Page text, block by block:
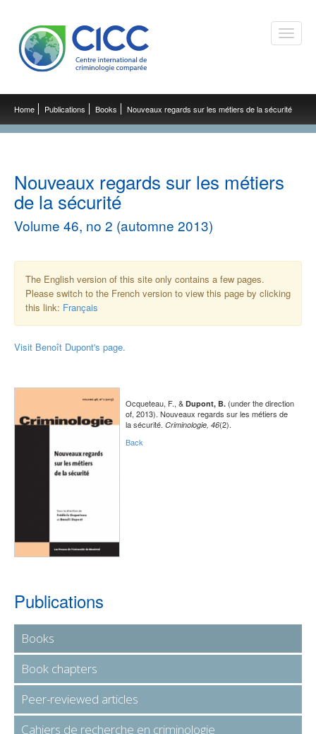
Toggle
Home Publications Books Nouveaux regards sur les métiers de la sécurité
Nouveaux regards sur les métiers
de la sécurité
Volume 46, no 2 (automne 2013)
The English version of this site only contains a few pages.
Please switch to the French version to view this page by clicking
this link: Français
Visit Benoît Dupont's page.
Ocqueteau, F., & Dupont, B. (under the direction
of, 2013). Nouveaux regards sur les métiers de
la sécurité. Criminologie, 46(2).
Back
Publications
Books
Book chapters
Peer-reviewed articles
Cahiers de recherche en criminologie